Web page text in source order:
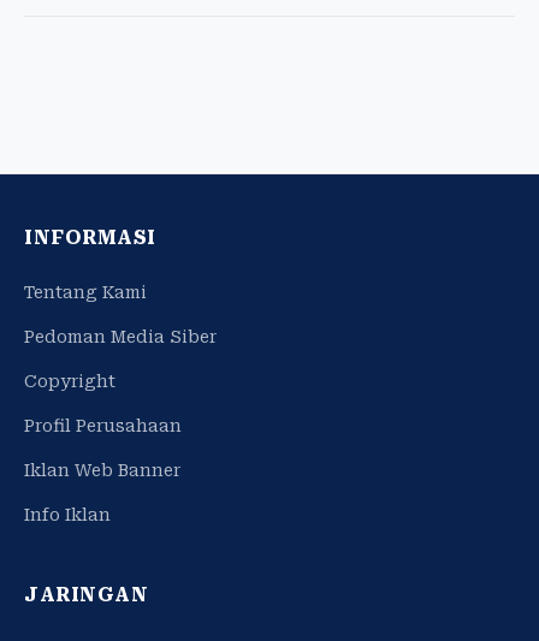
INFORMASI
Tentang Kami
Pedoman Media Siber
Copyright
Profil Perusahaan
Iklan Web Banner
Info Iklan
JARINGAN